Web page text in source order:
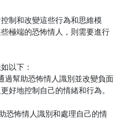
制和改變這些行為和思維模
極端的恐怖情人，則需要進行
以下：
過幫助恐怖情人識別並改變負面
好地控制自己的情緒和行為。
恐怖情人識別和處理自己的情